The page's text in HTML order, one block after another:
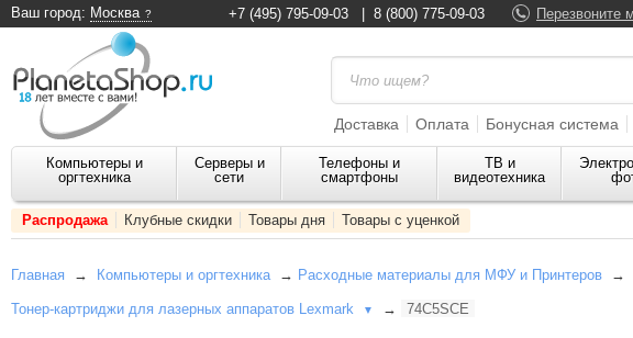
Ваш город: Москва +7 (495) 795-09-03 8 (800) 775-09-03 Перезвоните
Доставка Оплата Бонусная система
Компьютеры и
оргтехника
Серверы и
сети
Телефоны и
смартфоны
ТВ и
видеотехника
Распродажа Клубные скидки Товары дня Товары с уценкой
Главная → Компьютеры и оргтехника→ Расходные материалы для МФУ и Принтеров →
Тонер-картриджи для лазерных аппаратов Lexmark ▼ → 74C5SCE